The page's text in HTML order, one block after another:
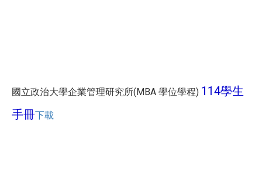
國立政治大學企業管理研究所(MBA 學位學程) 114學生
手冊下載